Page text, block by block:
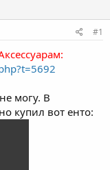
#1
могу. В
купил вот енто: